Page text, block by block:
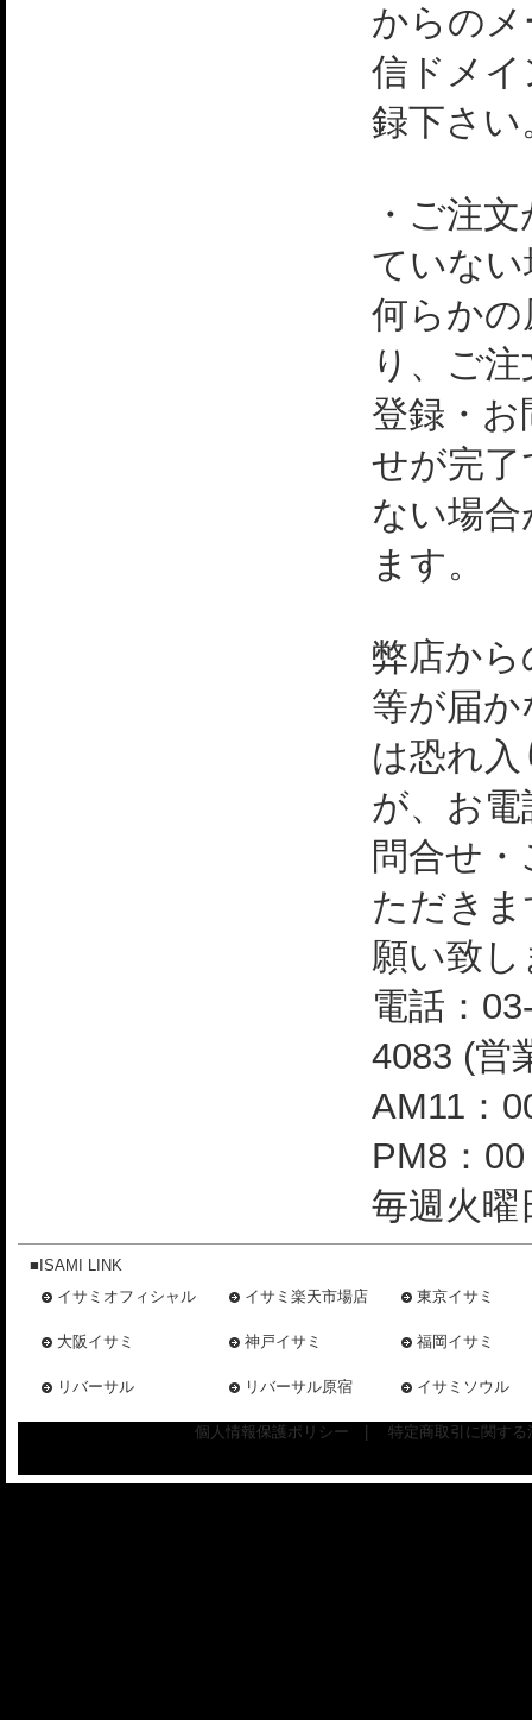
からの
信ドメ
録下さい
・ご注
ていない
何らか
り、ご
登録・
せが完
ない場
ます。
弊店か
等が届
は恐れ
が、お
問合せ
ただき
願い致
電話：
4083 (営
AM11：
PM8：
毎週火曜
■ISAMI LINK
イサミオフィシャル
イサミ楽天市場店 東京イサミ
大阪イサミ 神戸イサミ 福岡イサミ
リバーサル リバーサル原宿 イサミソウル
個人情報保護ポリシー 特定商取引に関す